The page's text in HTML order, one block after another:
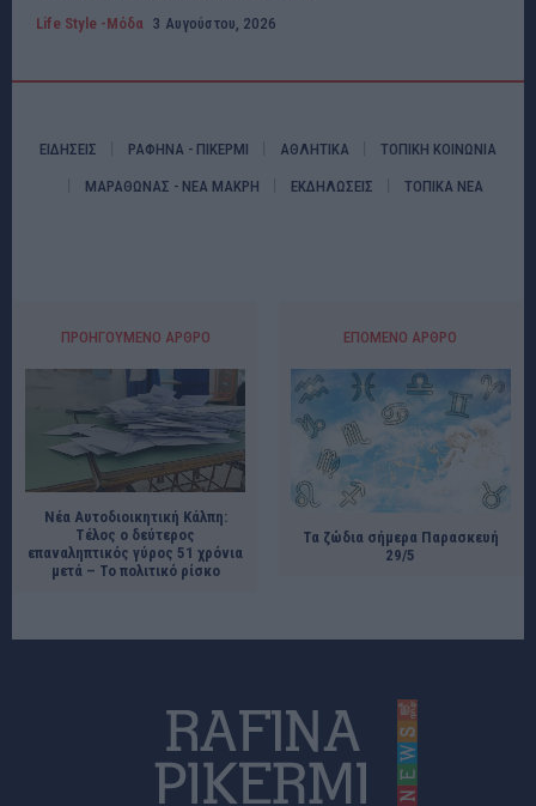
Life Style -Μόδα 3 Αυγούστου, 2026
ΕΙΔΗΣΕΙΣ ΡΑΦΗΝΑ - ΠΙΚΕΡΜΙ ΑΘΛΗΤΙΚΑ ΤΟΠΙΚΗ ΚΟΙΝΩΝΙΑ
ΜΑΡΑΘΩΝΑΣ - ΝΕΑ ΜΑΚΡΗ ΕΚΔΗΛΩΣΕΙΣ ΤΟΠΙΚΑ ΝΕΑ
ΠΡΟΗΓΟΎΜΕΝΟ ΆΡΘΡΟ
Νέα Αυτοδιοικητική Κάλπη:
Τέλος ο δεύτερος
επαναληπτικός γύρος 51 χρόνια
μετά – Το πολιτικό ρίσκο
ΕΠΌΜΕΝΟ ΆΡΘΡΟ
Τα ζώδια σήμερα Παρασκευή
29/5